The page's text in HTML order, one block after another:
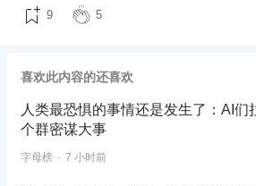
9 5
喜欢此内容的还喜欢
人类最恐惧的事情还是发生了：AI们
个群密谋大事
字母榜 7 小时前